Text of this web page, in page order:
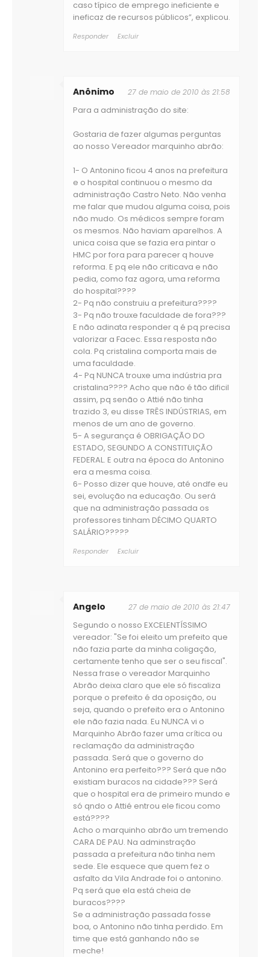
Angelo 27 de maio de 2010 às 21:47
Segundo o nosso EXCELENTÍSSIMO
vereador: "Se foi eleito um prefeito que
não fazia parte da minha coligação,
certamente tenho que ser o seu fiscal".
Nessa frase o vereador Marquinho
Abrão deixa claro que ele só fiscaliza
porque o prefeito é da oposição, ou
seja, quando o prefeito era o Antonino
ele não fazia nada. Eu NUNCA vi o
Marquinho Abrão fazer uma crítica ou
reclamação da administração
passada. Será que o governo do
Antonino era perfeito??? Será que não
existiam buracos na cidade??? Será
que o hospital era de primeiro mundo e
só qndo o Attié entrou ele ficou como
está????
Acho o marquinho abrão um tremendo
CARA DE PAU. Na adminstração
passada a prefeitura não tinha nem
sede. Ele esquece que quem fez o
asfalto da Vila Andrade foi o antonino.
Pq será que ela está cheia de
buracos????
Se a administração passada fosse
boa, o Antonino não tinha perdido. Em
time que está ganhando não se
meche!
Anônimo 27 de maio de 2010 às 21:58
Para a administração do site:
Gostaria de fazer algumas perguntas
ao nosso Vereador marquinho abrão:
1- O Antonino ficou 4 anos na prefeitura
e o hospital continuou o mesmo da
administração Castro Neto. Não venha
me falar que mudou alguma coisa, pois
não mudo. Os médicos sempre foram
os mesmos. Não haviam aparelhos. A
unica coisa que se fazia era pintar o
HMC por fora para parecer q houve
reforma. E pq ele não criticava e não
pedia, como faz agora, uma reforma
do hospital????
2- Pq não construiu a prefeitura????
3- Pq não trouxe faculdade de fora???
E não adinata responder q é pq precisa
valorizar a Facec. Essa resposta não
cola. Pq cristalina comporta mais de
uma faculdade.
4- Pq NUNCA trouxe uma indústria pra
cristalina???? Acho que não é tão dificil
assim, pq senão o Attié não tinha
trazido 3, eu disse TRÊS INDÚSTRIAS, em
menos de um ano de governo.
5- A segurança é OBRIGAÇÃO DO
ESTADO, SEGUNDO A CONSTITUIÇÃO
FEDERAL. E outra na época do Antonino
era a mesma coisa.
6- Posso dizer que houve, até ondfe eu
sei, evolução na educação. Ou será
que na administração passada os
professores tinham DÉCIMO QUARTO
SALÁRIO?????
Responder Excluir
caso típico de emprego ineficiente e
ineficaz de recursos públicos”, explicou.
Responder Excluir